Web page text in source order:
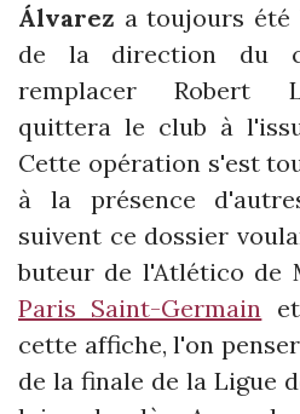
Álvarez a toujours été
de la direction du
remplacer Robert
quittera le club à
Cette opération s'est
à la présence
suivent ce dossier
buteur de l'Atlético de
Paris Saint-Germain
cette affiche, l'on
de la finale de la Ligue